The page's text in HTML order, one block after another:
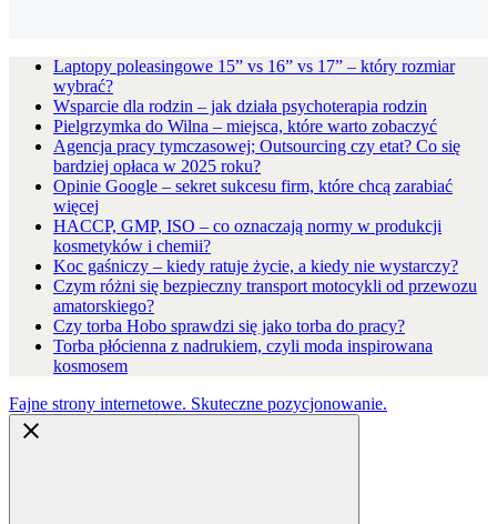
Laptopy poleasingowe 15” vs 16” vs 17” – który rozmiar
wybrać?
Wsparcie dla rodzin – jak działa psychoterapia rodzin
Pielgrzymka do Wilna – miejsca, które warto zobaczyć
Agencja pracy tymczasowej; Outsourcing czy etat? Co się
bardziej opłaca w 2025 roku?
Opinie Google – sekret sukcesu firm, które chcą zarabiać
więcej
HACCP, GMP, ISO – co oznaczają normy w produkcji
kosmetyków i chemii?
Koc gaśniczy – kiedy ratuje życie, a kiedy nie wystarczy?
Czym różni się bezpieczny transport motocykli od przewozu
amatorskiego?
Czy torba Hobo sprawdzi się jako torba do pracy?
Torba płócienna z nadrukiem, czyli moda inspirowana
kosmosem
Fajne strony internetowe. Skuteczne pozycjonowanie.